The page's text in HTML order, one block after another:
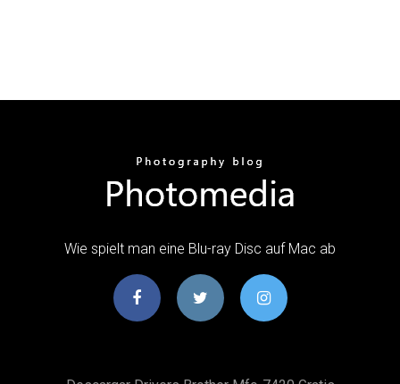
Wie spielt man eine Blu-ray Disc auf Mac ab